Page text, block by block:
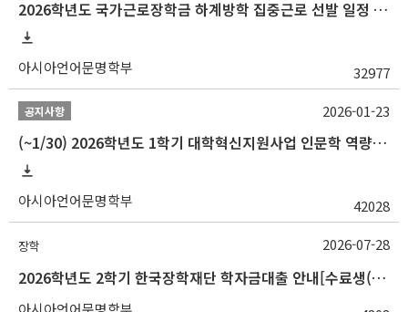
2026학년도 국가근로장학금 하계방학 집중근로 선발 일정 안내
아시아언어문명학부 32977
공지사항
(~1/30) 2026학년도 1학기 대학혁신지원사업 인문학 역량강화 학업지원금 지원 선발 안내(학·석·박사)
아시아언어문명학부 42028
2026-01-23
장학
2026학년도 2학기 한국장학재단 학자금대출 안내[수료생(연구생)]
2026-07-28